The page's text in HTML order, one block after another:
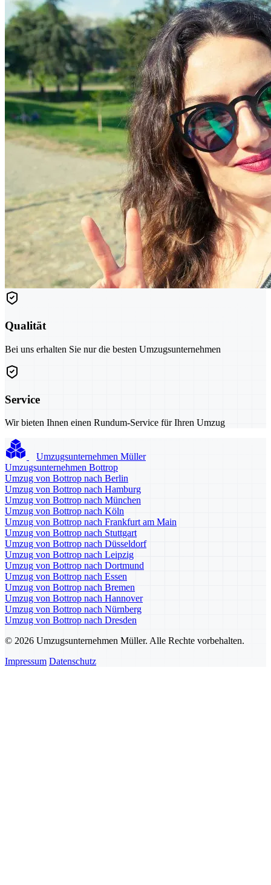
Qualität
Bei uns erhalten Sie nur die besten Umzugsunternehmen
Service
Wir bieten Ihnen einen Rundum-Service für Ihren Umzug
Umzugsunternehmen Müller
Umzugsunternehmen Bottrop
Umzug von Bottrop nach Berlin
Umzug von Bottrop nach Hamburg
Umzug von Bottrop nach München
Umzug von Bottrop nach Köln
Umzug von Bottrop nach Frankfurt am Main
Umzug von Bottrop nach Stuttgart
Umzug von Bottrop nach Düsseldorf
Umzug von Bottrop nach Leipzig
Umzug von Bottrop nach Dortmund
Umzug von Bottrop nach Essen
Umzug von Bottrop nach Bremen
Umzug von Bottrop nach Hannover
Umzug von Bottrop nach Nürnberg
Umzug von Bottrop nach Dresden
© 2026 Umzugsunternehmen Müller. Alle Rechte vorbehalten.
Impressum Datenschutz